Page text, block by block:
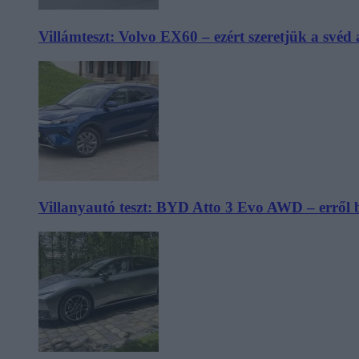
Villámteszt: Volvo EX60 – ezért szeretjük a svéd
Villanyautó teszt: BYD Atto 3 Evo AWD – erről